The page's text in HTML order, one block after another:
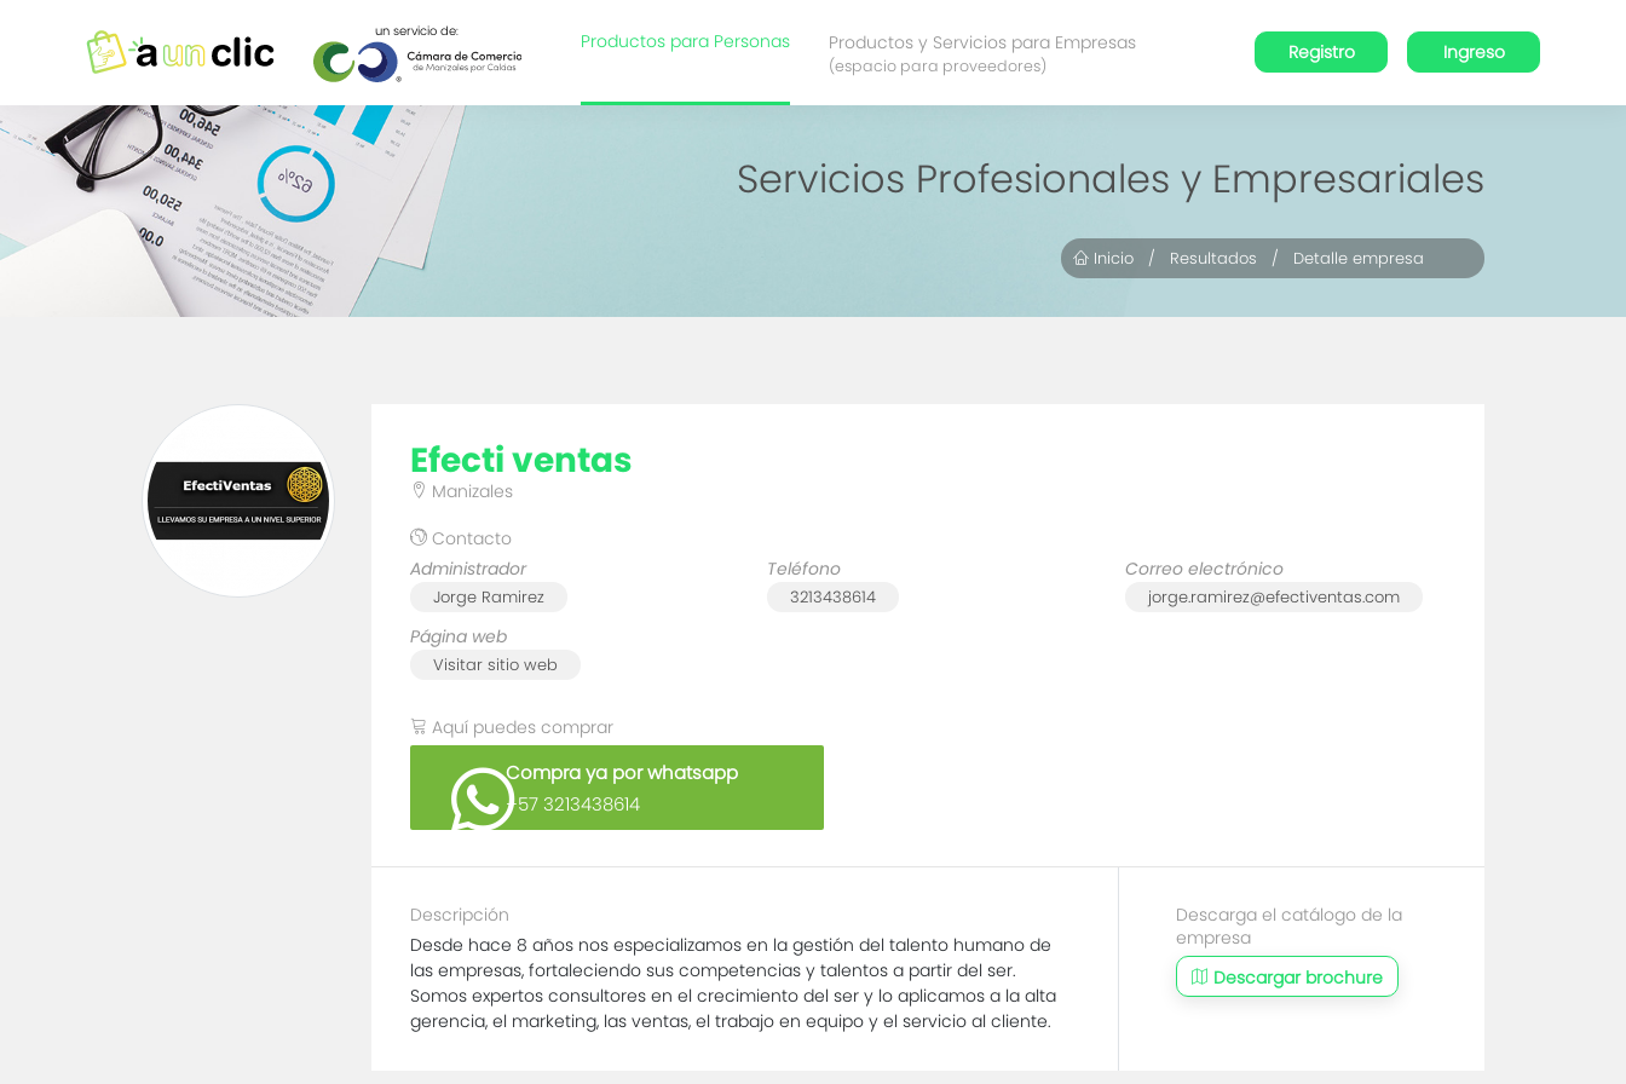
un servicio de: Productos para Personas Productos y Servicios para Empresas
(espacio para proveedores)
Registro Ingreso
Servicios Profesionales y Empresariales
Inicio / Resultados / Detalle empresa
efecti ventas
Manizales
Contacto
Administrador
Jorge Ramirez
Teléfono
3213438614
Correo electrónico
jorge.ramirez@efectiventas.com
Página web
Visitar sitio web
Aquí puedes comprar
Compra ya por whatsapp
+57 3213438614
Descripción
Desde hace 8 años nos especializamos en la gestión del talento humano de
las empresas, fortaleciendo sus competencias y talentos a partir del ser.
Somos expertos consultores en el crecimiento del ser y lo aplicamos a la alta
gerencia, el marketing, las ventas, el trabajo en equipo y el servicio al cliente.
Descarga el catálogo de la
empresa
Descargar brochure